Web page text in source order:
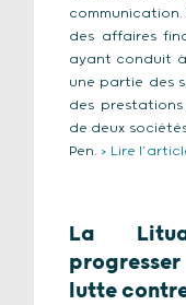
des affaires
ayant conduit
une partie des
des
de deux
Pen. > Lire
La
lutte